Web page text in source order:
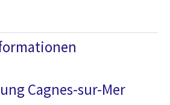
Cagnes-sur-Mer